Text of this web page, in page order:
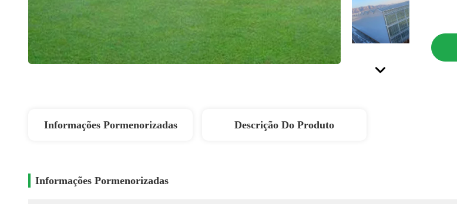
Informações Pormenorizadas Descrição Do Produto
Informações Pormenorizadas